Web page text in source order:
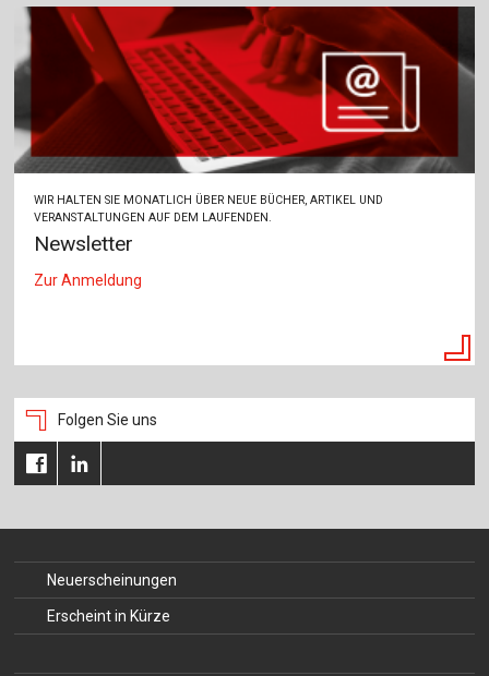
WIR HALTEN SIE MONATLICH ÜBER NEUE BÜCHER, ARTIKEL UND
VERANSTALTUNGEN AUF DEM LAUFENDEN.
Newsletter
Zur Anmeldung
Folgen Sie uns
Neuerscheinungen
Erscheint in Kürze